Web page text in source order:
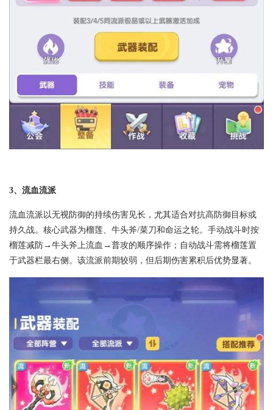
3、流血流派
流血流派以无视防御的持续伤害见长，尤其适合对抗高防御目标或
持久战。核心武器为榴莲、牛头斧/菜刀和命运之轮。手动战斗时按
榴莲减防→牛头斧上流血→普攻的顺序操作；自动战斗需将榴莲置
于武器栏最右侧。该流派前期较弱，但后期伤害累积后优势显著。